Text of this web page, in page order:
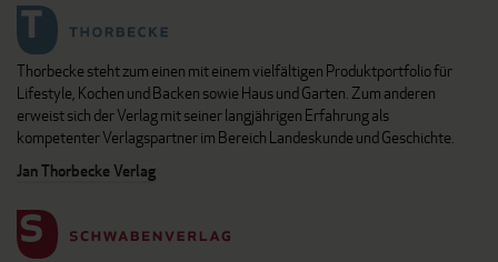
Thorbecke steht zum einen mit einem vielfältigen Produktportfolio für
Lifestyle, Kochen und Backen sowie Haus und Garten. Zum anderen
erweist sich der Verlag mit seiner langjährigen Erfahrung als
kompetenter Verlagspartner im Bereich Landeskunde und Geschichte.
Jan Thorbecke Verlag